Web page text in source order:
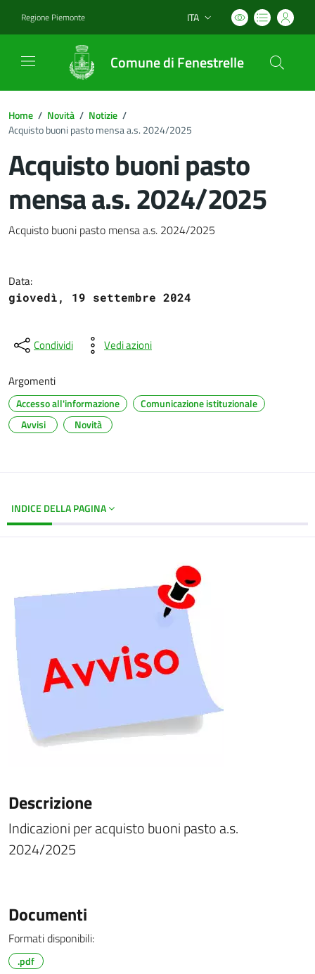
Regione Piemonte Lingua attiva:
ITA
Comune di Fenestrelle
Home / Novità / Notizie /
Acquisto buoni pasto mensa a.s. 2024/2025
Acquisto buoni pasto
mensa a.s. 2024/2025
Dettagli del documento
Acquisto buoni pasto mensa a.s. 2024/2025
Data:
giovedì, 19 settembre 2024
Condividi Vedi azioni
Argomenti
Accesso all'informazione
Comunicazione istituzionale
Avvisi
Novità
INDICE DELLA PAGINA
Descrizione
Indicazioni per acquisto buoni pasto a.s.
2024/2025
Documenti
Formati disponibili:
.pdf